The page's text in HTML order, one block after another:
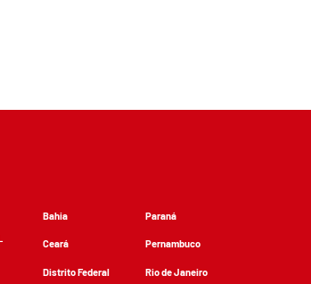
Bahia
Ceará
Distrito Federal
Paraná
Pernambuco
Rio de Janeiro